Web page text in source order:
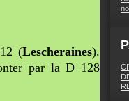
(Lescheraines).
par la D 128